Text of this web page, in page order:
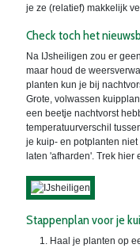
je ze (relatief) makkelijk
Check toch het
Na IJsheiligen zou er
maar houd de
planten kun je bij
Grote, volwassen
een beetje nachtvorst
temperatuurverschil
je kuip- en potplanten
laten 'afharden'. Trek hier
Stappenplan voor je
Haal je planten op